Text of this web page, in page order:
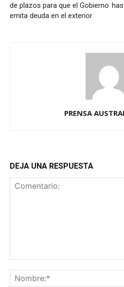
de plazos para que el Gobierno
emita deuda en el exterior
PRENSA
DEJA UNA RESPUESTA